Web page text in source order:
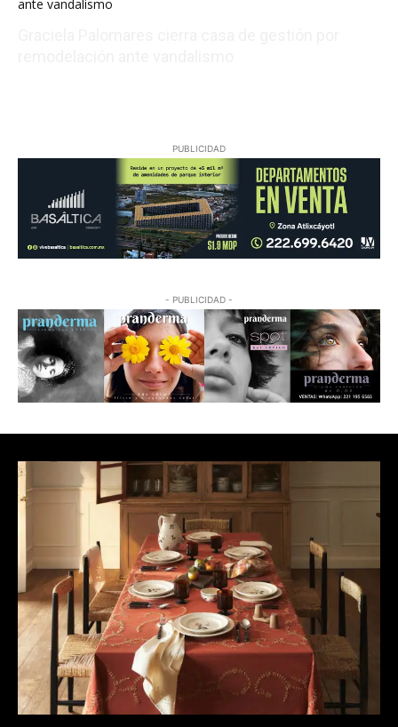
PUBLICIDAD
- PUBLICIDAD -